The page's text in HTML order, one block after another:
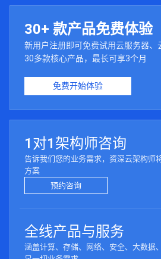
30+ 款产品免费体验
新用户注册即可免费试用云服务器、
30多款核心产品，最长可享3个月
免费开始体验
1对1架构师咨询
告诉我们您的业务需求，资深云架构师
方案
预约咨询
全线产品与服务
涵盖计算、存储、网络、安全、大数据